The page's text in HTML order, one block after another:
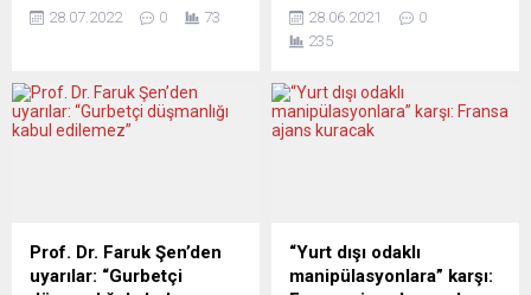
beziyle kovalayan Konyalı
medyaya yansıyan
görüntülerde, işletmeci
doğrudan fırının kasasına
yöneliyor. Anında hırsıza
karşı koyan Peker, hırsıza
28.07.2022 0 73
Herrmann, Würzburg’da üç
kişinin hayatını kaybettiği
İslamcı bir motivasyonla”
düzenlenmiş olabileceğine
kaybettiği bıçaklı saldırıyla
ilgili soruşturma devam
ederken, Eyalet İçişleri
28.06.2021
0
235
Prof. Dr. Faruk Şen’den
uyarılar: “Gurbetçi
“Yurt dışı odaklı
manipülasyonlara” karşı: